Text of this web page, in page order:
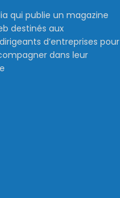
qui publie un magazine
destinés aux
d’entreprises pour
dans leur